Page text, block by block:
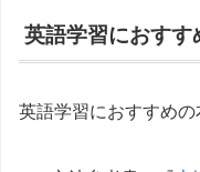
英語学習におすす
英語学習におすすめの